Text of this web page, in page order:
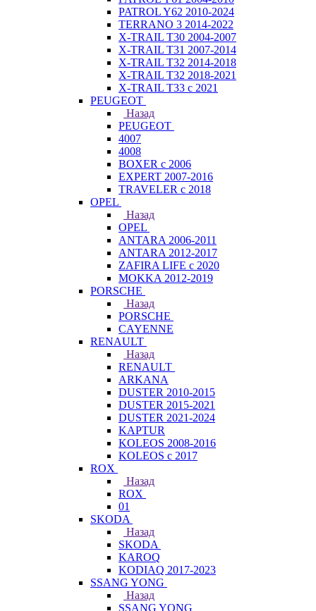
PATROL Y62 2010-2024
TERRANO 3 2014-2022
X-TRAIL T30 2004-2007
X-TRAIL T31 2007-2014
X-TRAIL T32 2014-2018
X-TRAIL T32 2018-2021
X-TRAIL T33 с 2021
PEUGEOT
Назад
PEUGEOT
4007
4008
BOXER с 2006
EXPERT 2007-2016
TRAVELER с 2018
OPEL
Назад
OPEL
ANTARA 2006-2011
ANTARA 2012-2017
ZAFIRA LIFE с 2020
MOKKA 2012-2019
PORSCHE
Назад
PORSCHE
CAYENNE
RENAULT
Назад
RENAULT
ARKANA
DUSTER 2010-2015
DUSTER 2015-2021
DUSTER 2021-2024
KAPTUR
KOLEOS 2008-2016
KOLEOS с 2017
ROX
Назад
ROX
01
SKODA
Назад
SKODA
KAROQ
KODIAQ 2017-2023
SSANG YONG
Назад
SSANG YONG